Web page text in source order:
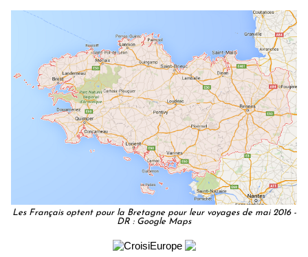
Les Français optent pour la Bretagne pour leur voyages de mai 2016 -
DR : Google Maps